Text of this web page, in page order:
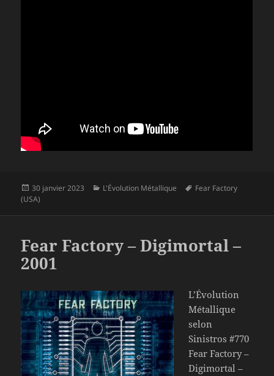
Publié
le
30 janvier 2023 Catégories
L'Évolution Métallique
Mots-
Fear Factory
(USA)
Fear Factory – Digimortal –
2001
L’Évolution
Métallique
selon
Sinistros #770
Fear Factory –
Digimortal –